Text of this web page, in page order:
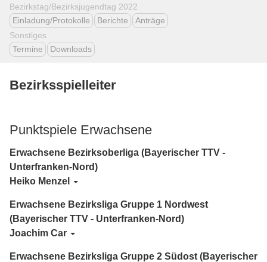
Bezirkstag/Bezirksjugendtag 2022
Einladung/Protokolle
Berichte
Anträge
Sonstiges
Termine
Downloads
Bezirksspielleiter
Punktspiele Erwachsene
Erwachsene Bezirksoberliga (Bayerischer TTV -
Unterfranken-Nord)
Heiko Menzel
Erwachsene Bezirksliga Gruppe 1 Nordwest
(Bayerischer TTV - Unterfranken-Nord)
Joachim Car
Erwachsene Bezirksliga Gruppe 2 Südost (Bayerischer